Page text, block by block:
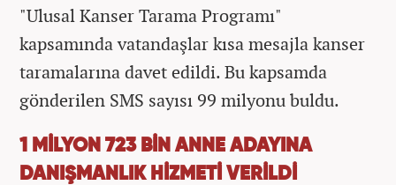
"Ulusal Kanser Tarama Programı"
kapsamında vatandaşlar kısa mesajla kanser
taramalarına davet edildi. Bu kapsamda
gönderilen SMS sayısı 99 milyonu buldu.
1 MİLYON 723 BİN ANNE ADAYINA
DANIŞMANLIK HİZMETİ VERİLDİ